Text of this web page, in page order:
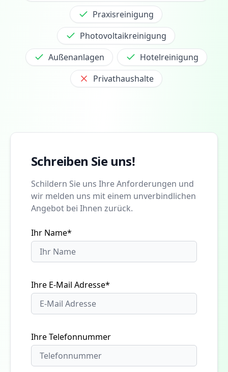
Praxisreinigung
Photovoltaikreinigung
Außenanlagen
Hotelreinigung
Privathaushalte
Schreiben Sie uns!
Schildern Sie uns Ihre Anforderungen und
wir melden uns mit einem unverbindlichen
Angebot bei Ihnen zurück.
Ihr Name*
Ihre E-Mail Adresse*
Ihre Telefonnummer